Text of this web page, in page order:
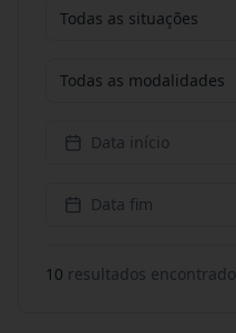
Todas as situações
Todas as modalidades
Data início
Data fim
10 resultados encontrado